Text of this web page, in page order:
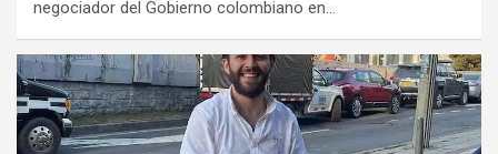
negociador del Gobierno colombiano en…